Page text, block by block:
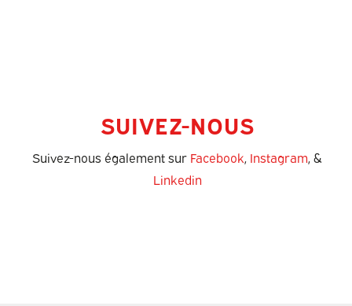
SUIVEZ-NOUS
Suivez-nous également sur Facebook, Instagram, &
Linkedin